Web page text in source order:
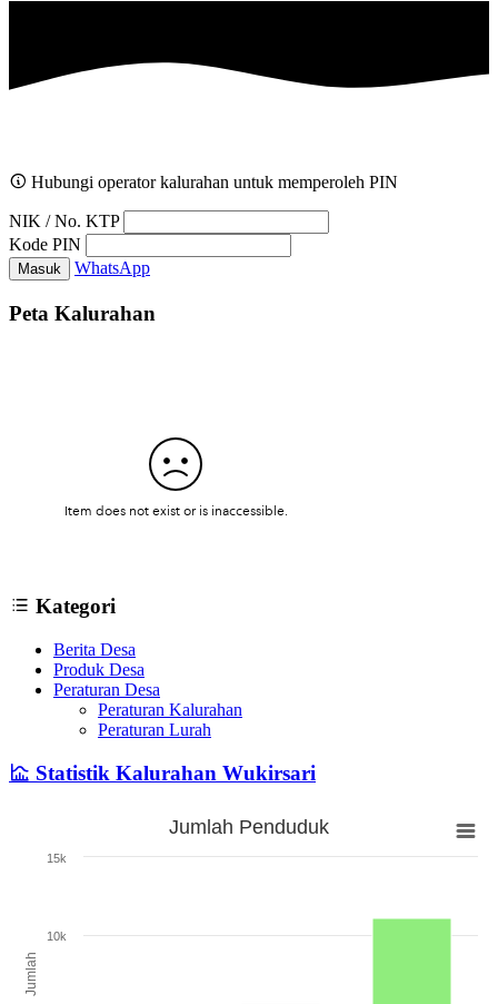
Hubungi operator kalurahan untuk memperoleh PIN
NIK / No. KTP
Kode PIN
Masuk WhatsApp
Peta Kalurahan
Kategori
Berita Desa
Produk Desa
Peraturan Desa
Peraturan Kalurahan
Peraturan Lurah
Statistik Kalurahan Wukirsari
The chart has 1 Y axis displaying Jumlah. Range: 0 to 15000.
Jumlah
Jumlah Penduduk
10k
15k